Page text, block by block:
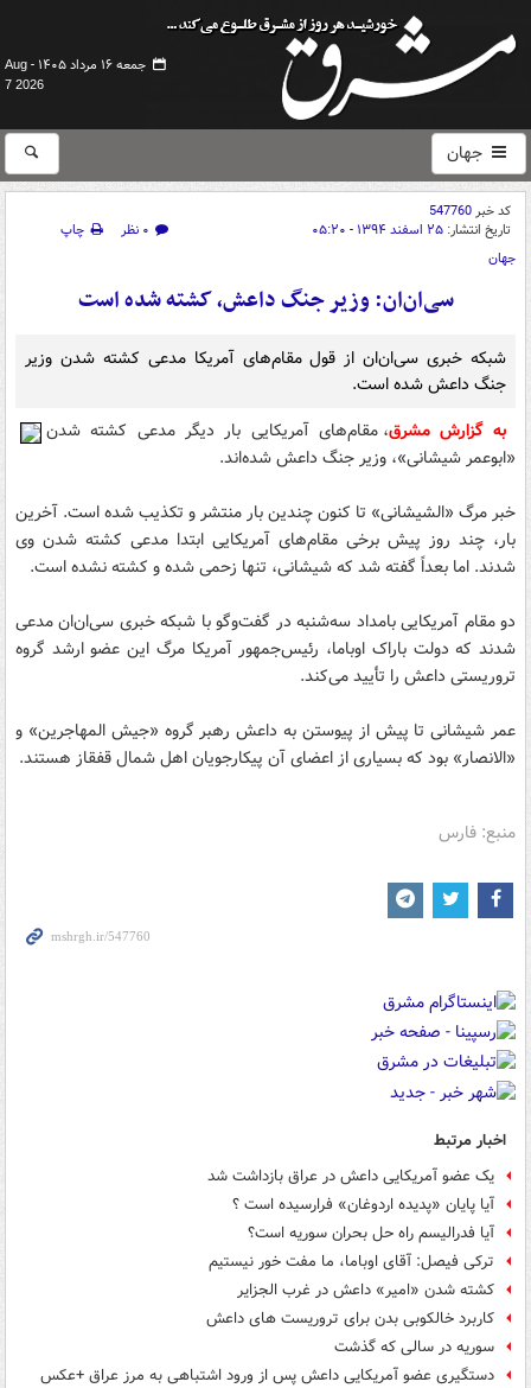
جمعه ۱۶ مرداد ۱۴۰۵ -
Aug
7 2026
جهان
کد خبر547760
تاریخ انتشار: ۲۵ اسفند ۱۳۹۴ - ۰۵:۲۰ ۰ نظر
چاپ
جهان
سی‌ان‌ان: وزیر جنگ داعش، کشته شده است
شبکه خبری سی‌ان‌ان از قول مقام‌های آمریکا مدعی کشته شدن وزیر
جنگ داعش شده است.
به گزارش مشرق، مقام‌های آمریکایی بار دیگر مدعی کشته شدن
«ابوعمر شیشانی»، وزیر جنگ داعش شده‌اند.
خبر مرگ «الشیشانی» تا کنون چندین بار منتشر و تکذیب شده است. آخرین
بار، چند روز پیش برخی مقام‌های آمریکایی ابتدا مدعی کشته شدن وی
شدند. اما بعداً گفته شد که شیشانی، تنها زحمی شده و کشته نشده است.
دو مقام آمریکایی بامداد سه‌شنبه در گفت‌وگو با شبکه خبری سی‌ان‌ان مدعی
شدند که دولت باراک اوباما، رئیس‌جمهور آمریکا مرگ این عضو ارشد گروه
تروریستی داعش را تأیید می‌کند.
عمر شیشانی تا پیش از پیوستن به داعش رهبر گروه «جیش المهاجرین» و
«الانصار» بود که بسیاری از اعضای آن پیکارجویان اهل شمال قفقاز هستند.
منبع: فارس
اخبار مرتبط
یک عضو آمریکایی داعش در عراق بازداشت شد
آیا پایان «پدیده اردوغان» فرارسیده است ؟
آیا فدرالیسم راه حل بحران سوریه است؟
ترکی فیصل: آقای اوباما، ما مفت خور نیستیم
کشته شدن «امیر» داعش در غرب الجزایر
کاربرد خالکوبی بدن برای تروریست های داعش
سوریه در سالی که گذشت
دستگیری عضو آمریکایی داعش پس از ورود اشتباهی به مرز عراق +عکس